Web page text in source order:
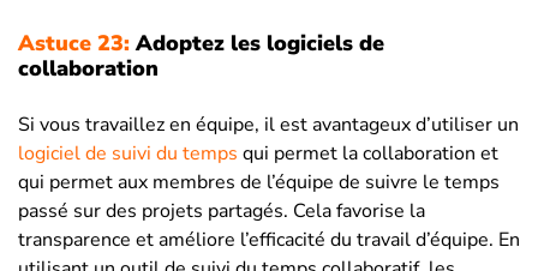
Astuce 23:Adoptez les logiciels de
collaboration
Si vous travaillez en équipe, il est avantageux d’utiliser un
logiciel de suivi du temps qui permet la collaboration et
qui permet aux membres de l’équipe de suivre le temps
passé sur des projets partagés. Cela favorise la
transparence et améliore l’efficacité du travail d’équipe. En